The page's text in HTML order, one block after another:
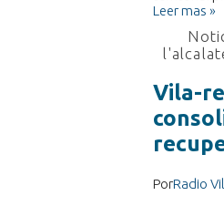
Leer mas »
Vila-
PorRadio